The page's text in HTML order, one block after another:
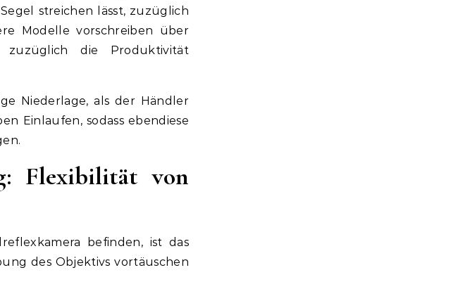
streichen lässt, zuzüglich
Modelle vorschreiben über
zuzüglich die Produktivität
Niederlage, als der Händler
Einlaufen, sodass ebendiese
Flexibilität von
befinden, ist das
des Objektivs vortäuschen